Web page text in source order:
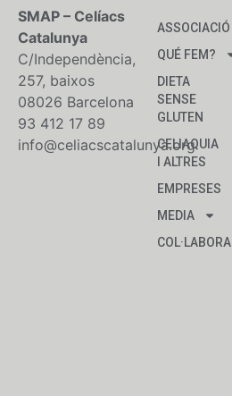
SMAP – Celíacs
Catalunya
C/Independència,
257, baixos
08026 Barcelona
93 412 17 89
info@celiacscatalunya.org
ASSOCIACIÓ
QUÉ FEM?
DIETA
SENSE
GLUTEN
CELIAQUIA
I ALTRES
EMPRESES
MEDIA
COL·LABORA